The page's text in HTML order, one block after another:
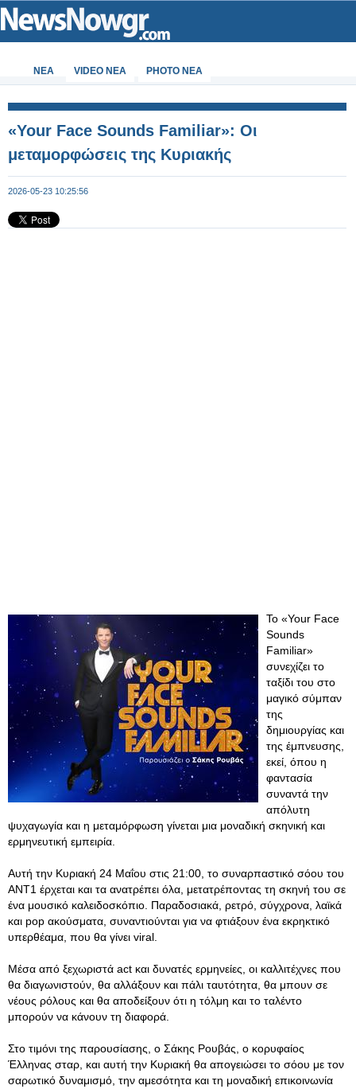
ΝΕΑ VIDEO NEA PHOTO NEA
«Your Face Sounds Familiar»: Οι
μεταμορφώσεις της Κυριακής
2026-05-23 10:25:56
To «Your Face
Sounds
Familiar»
συνεχίζει το
ταξίδι του στο
μαγικό σύμπαν
της
δημιουργίας και
της έμπνευσης,
εκεί, όπου η
φαντασία
συναντά την
απόλυτη
ψυχαγωγία και η μεταμόρφωση γίνεται μια μοναδική σκηνική και
ερμηνευτική εμπειρία.
Αυτή την Κυριακή 24 Μαΐου στις 21:00, το συναρπαστικό σόου του
ΑΝΤ1 έρχεται και τα ανατρέπει όλα, μετατρέποντας τη σκηνή του σε
ένα μουσικό καλειδοσκόπιο. Παραδοσιακά, ρετρό, σύγχρονα, λαϊκά
και pop ακούσματα, συναντιούνται για να φτιάξουν ένα εκρηκτικό
υπερθέαμα, που θα γίνει viral.
Μέσα από ξεχωριστά act και δυνατές ερμηνείες, οι καλλιτέχνες που
θα διαγωνιστούν, θα αλλάξουν και πάλι ταυτότητα, θα μπουν σε
νέους ρόλους και θα αποδείξουν ότι η τόλμη και το ταλέντο
μπορούν να κάνουν τη διαφορά.
Στο τιμόνι της παρουσίασης, ο Σάκης Ρουβάς, ο κορυφαίος
Έλληνας σταρ, και αυτή την Κυριακή θα απογειώσει το σόου με τον
σαρωτικό δυναμισμό, την αμεσότητα και τη μοναδική επικοινωνία